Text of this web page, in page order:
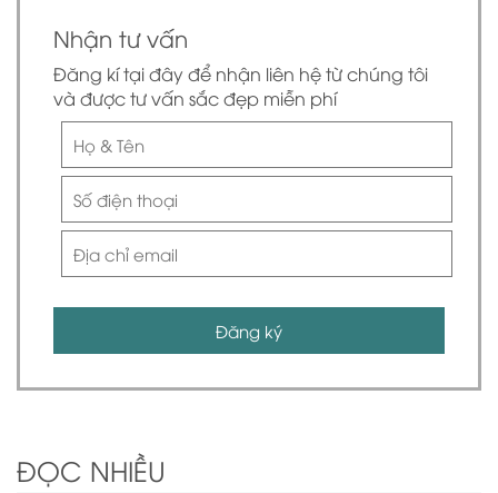
Nhận tư vấn
Đăng kí tại đây để nhận liên hệ từ chúng tôi
và được tư vấn sắc đẹp miễn phí
Đăng ký
ĐỌC NHIỀU